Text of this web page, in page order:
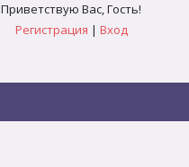
Приветствую Вас,Гость!
Регистрация | Вход